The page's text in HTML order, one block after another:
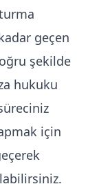
geçen
şekilde
hukuku
için